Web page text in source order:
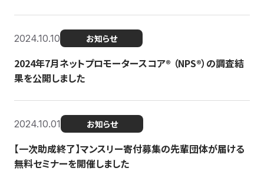
2024.10.10 お知らせ
2024年7月ネットプロモータースコア®︎ （NPS®︎）の調査結
果を公開しました
2024.10.01 お知らせ
【一次助成終了】マンスリー寄付募集の先輩団体が届ける
無料セミナーを開催しました